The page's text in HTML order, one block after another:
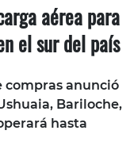
aérea para
el sur del país
compras anunció
Bariloche,
hasta